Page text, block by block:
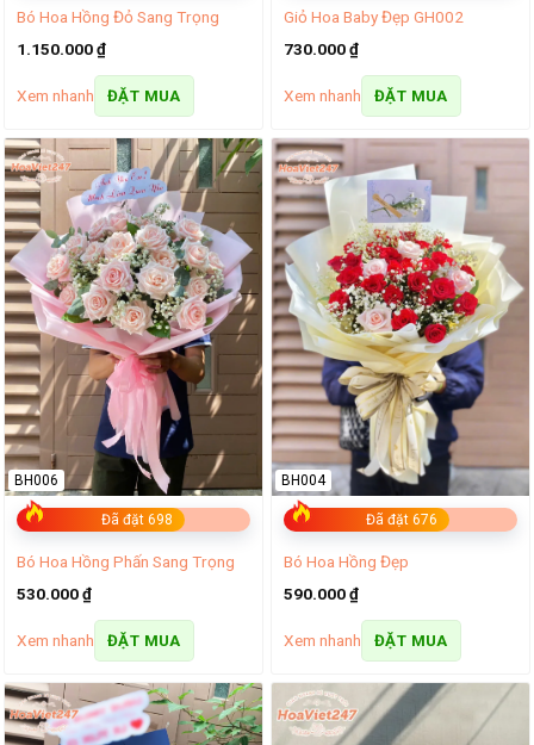
Bó Hoa Hồng Đỏ Sang Trọng
1.150.000₫
Xem nhanh ĐẶT MUA
Giỏ Hoa Baby Đẹp GH002
730.000₫
Xem nhanh ĐẶT MUA
Đã đặt 698
BH006
Bó Hoa Hồng Phấn Sang Trọng
530.000₫
Xem nhanh ĐẶT MUA
Đã đặt 676
BH004
Bó Hoa Hồng Đẹp
590.000₫
Xem nhanh ĐẶT MUA